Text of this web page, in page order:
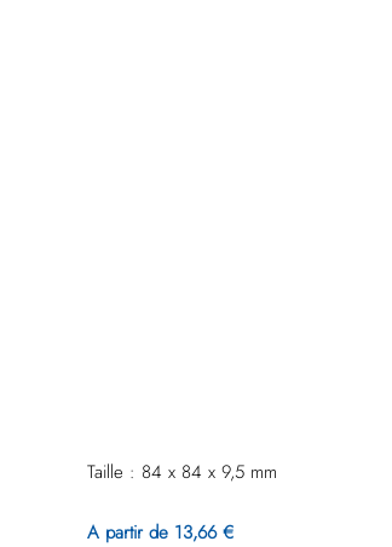
Taille : 84 x 84 x 9,5 mm
A partir de 13,66 €